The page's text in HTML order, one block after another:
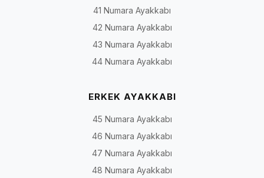
İş hayatı, toplantı,
düğün ve özel davet
Oxford, Derby, loafer,
veya bağcıksız klasik
modeller
Şehir yaşamı, ofis ve
Casual, yumuşak yapılı,
Günlük tempo ve
sportif kombinler
Bağcıklı veya bağcıksız deri
spor modeller
Serin hava, sonbahar
ve kış koşulları
Bağcıklı bot, fermuarlı bot,
Chelsea ve yüksek bilekli
41 Numara Ayakkabı
42 Numara Ayakkabı
43 Numara Ayakkabı
44 Numara Ayakkabı
ERKEK AYAKKABI
45 Numara Ayakkabı
46 Numara Ayakkabı
47 Numara Ayakkabı
48 Numara Ayakkabı